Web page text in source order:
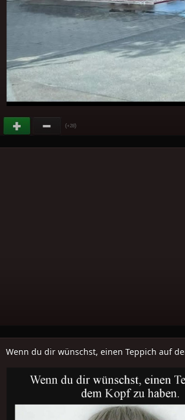
(+28)
Wenn du dir wünschst, einen Teppich auf